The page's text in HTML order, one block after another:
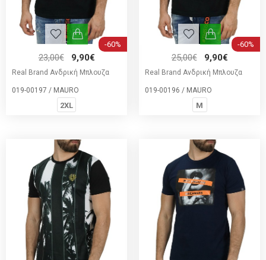
-60%
23,00€ 9,90€
Real Brand Ανδρική Μπλουζα
019-00197 / MAURO
2XL
-60%
25,00€ 9,90€
Real Brand Ανδρική Μπλουζα
019-00196 / MAURO
M